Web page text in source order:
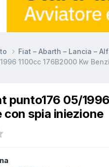
Fiat – Abarth – Lancia –
1100cc 176B2000 Kw
punto176 05/
con spia iniezione